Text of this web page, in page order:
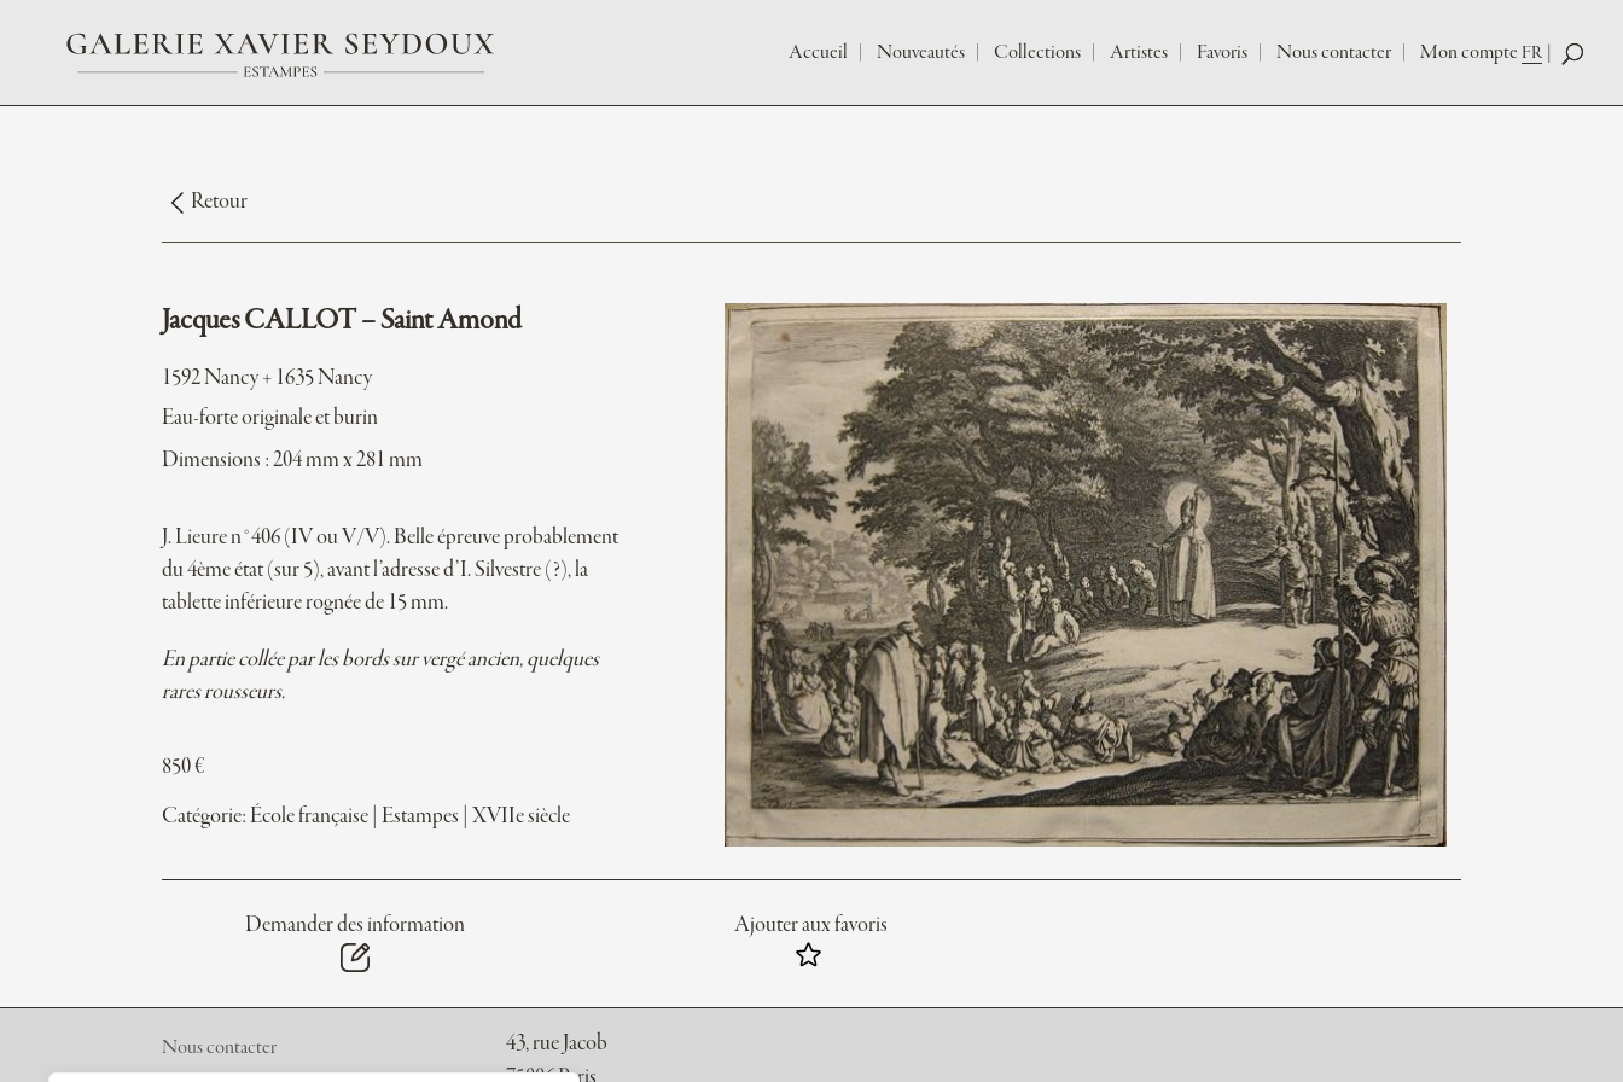
Accueil Nouveautés Collections Artistes Favoris Nous contacter Mon compte FR
Retour
Jacques CALLOT – Saint Amond
1592 Nancy + 1635 Nancy
Eau-forte originale et burin
Dimensions : 204 mm x 281 mm
J. Lieure n°406 (IV ou V/V). Belle épreuve probablement
du 4ème état (sur 5), avant l’adresse d’I. Silvestre (?), la
tablette inférieure rognée de 15 mm.
En partie collée par les bords sur vergé ancien, quelques
rares rousseurs.
850€
Catégorie: École française Estampes |XVIIe siècle
Demander des information Ajouter aux favoris
Nous contacter
43, rue Jacob